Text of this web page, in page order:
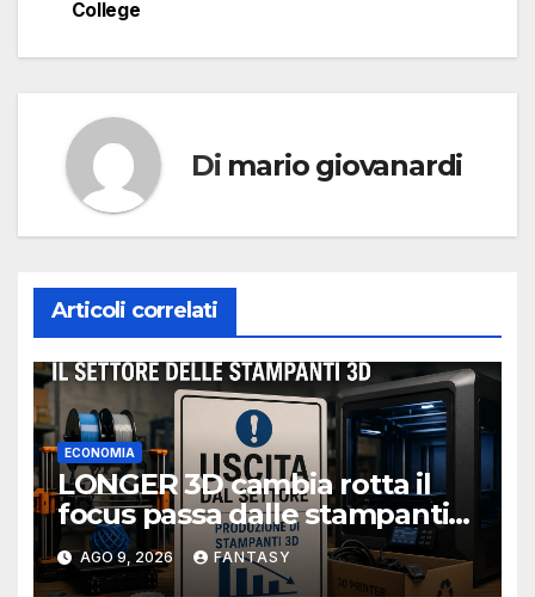
College
Di mario giovanardi
Articoli correlati
ECONOMIA
LONGER 3D cambia rotta il
focus passa dalle stampanti
3D alla stampa UV?
AGO 9, 2026 FANTASY